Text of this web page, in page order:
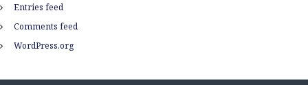
Entries feed
Comments feed
WordPress.org